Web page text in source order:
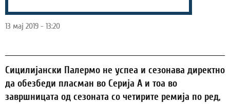
13 мај 2019 - 13:20
Сицилијански Палермо не успеа и сезонава директно
да обезбеди пласман во Серија А и тоа во
завршницата од сезоната со четирите ремија по ред,